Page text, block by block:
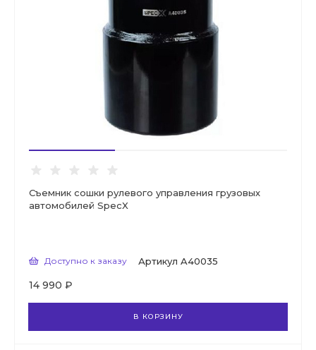
Съемник сошки рулевого управления грузовых
автомобилей SpecX
Доступно к заказу Артикул A40035
14 990 ₽
В КОРЗИНУ